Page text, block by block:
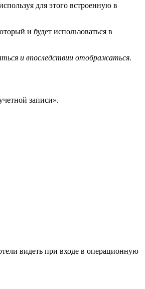
для этого встроенную в
и будет использоваться в
и впоследствии отображаться.
записи».
видеть при входе в операционную